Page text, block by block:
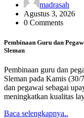
madrasah
Agustus 3, 2026
0 Comments
Pembinaan Guru dan
Sleman
Pembinaan guru dan
Sleman pada Kamis
dan pegawai sebagai
meningkatkan kualitas
Baca selengkapnya..